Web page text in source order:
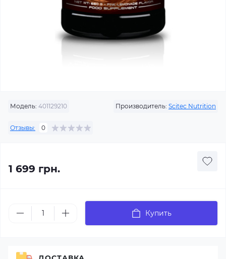
Модель: 401129210 Производитель: Scitec Nutrition
Отзывы: 0
1 699 грн.
Купить